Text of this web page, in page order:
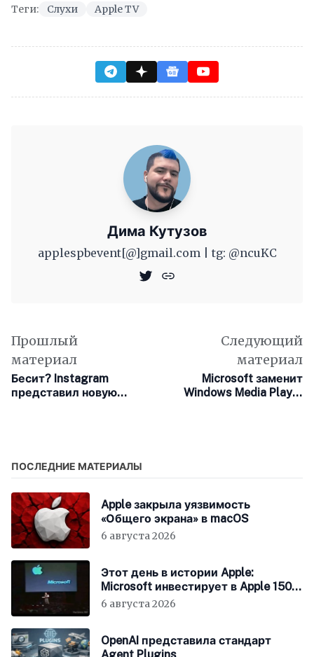
Теги: Слухи Apple TV
Дима Кутузов
applespbevent[@]gmail.com | tg: @ncuKC
Прошлый
материал
Бесит? Instagram
представил новую
Следующий
материал
Microsoft заменит
Windows Media Player
ПОСЛЕДНИЕ МАТЕРИАЛЫ
Apple закрыла уязвимость
«Общего экрана» в macOS
6 августа 2026
Этот день в истории Apple:
Microsoft инвестирует в Apple 150
миллионов долларов
6 августа 2026
OpenAI представила стандарт
Agent Plugins